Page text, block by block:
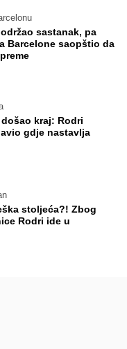
sastanak, pa
Barcelone saopštio da
kraj: Rodri
gdje nastavlja
stoljeća?! Zbog
Rodri ide u